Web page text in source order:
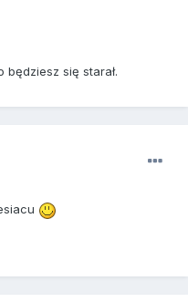
będziesz się starał.